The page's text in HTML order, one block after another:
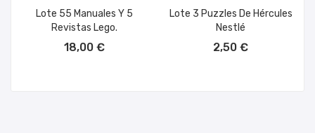
Lote 55 Manuales Y 5
Revistas Lego.
18,00 €
Lote 3 Puzzles De Hércules
Nestlé
2,50 €